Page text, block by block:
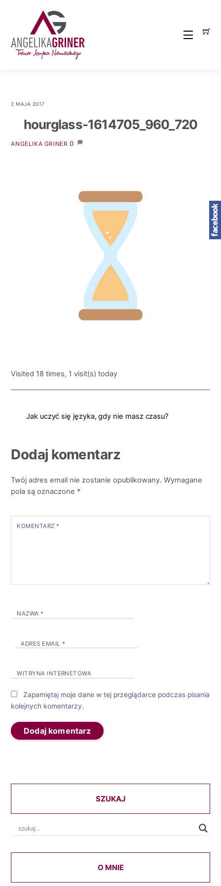
Menu
2 MAJA 2017
hourglass-1614705_960_720
ANGELIKA GRINER 0
Visited 18 times, 1 visit(s) today
Jak uczyć się języka, gdy nie masz czasu?
Dodaj komentarz
Twój adres email nie zostanie opublikowany. Wymagane
pola są oznaczone *
KOMENTARZ *
NAZWA *
ADRES EMAIL *
WITRYNA INTERNETOWA
Zapamiętaj moje dane w tej przeglądarce podczas pisania
kolejnych komentarzy.
SZUKAJ
O MNIE